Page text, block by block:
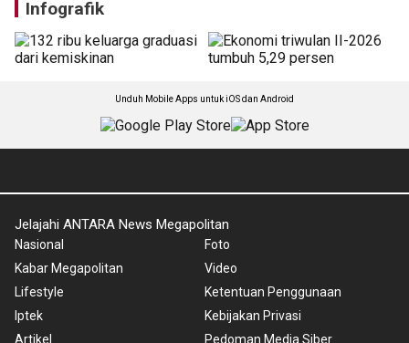
Infografik
Unduh Mobile Apps untuk iOS dan Android
Jelajahi ANTARA News Megapolitan
Nasional
Kabar Megapolitan
Lifestyle
Iptek
Artikel
Foto
Video
Ketentuan Penggunaan
Kebijakan Privasi
Pedoman Media Siber